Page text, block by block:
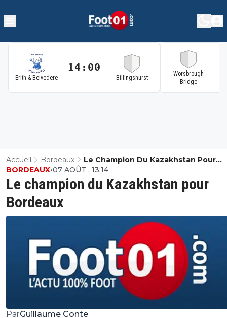
Erith & Belvedere
14:00
Billingshurst
Worsbrough
Bridge
Accueil Bordeaux
Le Champion Du Kazakhstan Pour
Bordeaux
Le champion du Kazakhstan pour
Bordeaux
BORDEAUX•07 AOÛT , 13:14
ParGuillaume Conte